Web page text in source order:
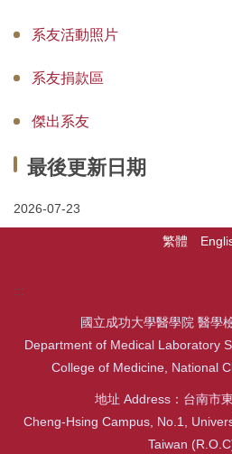
系友活動照片
系友捐款區
傑出系友
最後更新日期
2026-07-23
繁體
:::
國立成功大學醫學院 醫學
Department of Medical Laboratory
College of Medicine, National
地址 Address：台南市
Cheng-Hsing Campus, No.1,
Taiwan